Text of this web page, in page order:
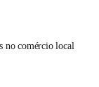
no comércio local